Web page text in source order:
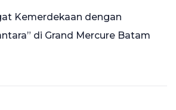
Kemerdekaan dengan
di Grand Mercure Batam